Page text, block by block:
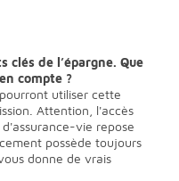
clés de l’épargne. Que
compte ?
utiliser cette
Attention, l'accès
vie repose
possède toujours
donne de vrais